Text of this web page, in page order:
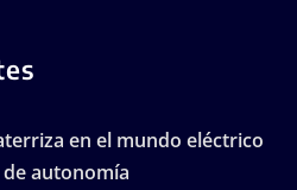
en el mundo eléctrico
de autonomía